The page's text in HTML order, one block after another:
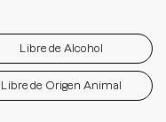
Libre de Alcohol
Libre de Origen Animal